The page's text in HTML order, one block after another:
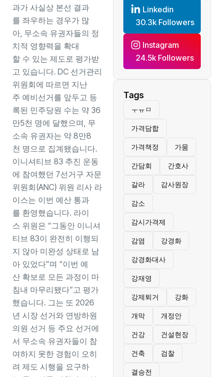
과가 사실상 본선 결과
를 좌우하는 경우가 많
아, 무소속 유권자들의 정
치적 영향력을 확대
할 수 있는 제도로 평가받
고 있습니다. DC 선거관리
위원회에 따르면 지난
주 예비선거를 앞두고 등
록된 민주당원 수는 약 36
만5천 명에 달했으며, 무
소속 유권자는 약 8만8
천 명으로 집계됐습니다.
이니셔티브 83 추진 운동
에 참여했던 7선거구 자문
위원회(ANC) 위원 리사 라
이스는 이번 예산 통과
를 환영했습니다. 라이
스 위원은 “그동안 이니셔
티브 83이 완전히 이행되
지 않아 미완성 상태로 남
아 있었다”며 “이번 예
산 확보로 모든 과정이 마
침내 마무리됐다”고 평가
했습니다. 그는 또 2026
년 시장 선거와 연방하원
의원 선거 등 주요 선거에
서 무소속 유권자들이 참
여하지 못한 경험이 오히
려 제도 시행을 요구하
Linkedin
30.3k Followers
Instagram
24.5k Followers
Tags
ㅜㅠㅁ
가격담합
가격책정 가뭄
간담회 간호사
갈라 감사원장
감소
감시가격제
감염 강경화
강경화대사
강재영
강제퇴거 강화
개막 개정안
건강 건설현장
건축 검찰
결승전